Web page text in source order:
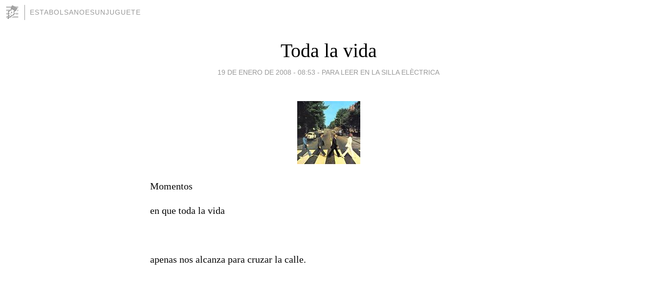
ESTABOLSANOESUNJUGUETE
Toda la vida
19 DE ENERO DE 2008 - 08:53 - PARA LEER EN LA SILLA ELÈCTRICA
Momentos
en que toda la vida
apenas nos alcanza para cruzar la calle.